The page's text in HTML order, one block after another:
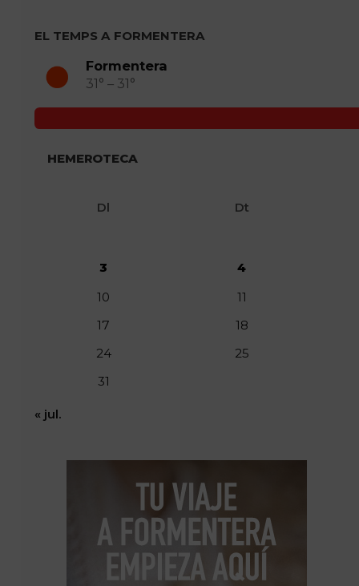
EL TEMPS A FORMENTERA
Formentera
31° – 31°
HEMEROTECA
Dl Dt
3
4
10
11
17
18
24
25
31
« jul.